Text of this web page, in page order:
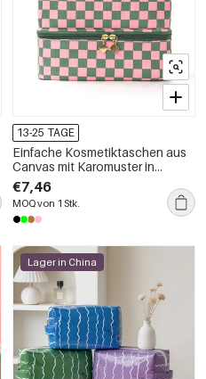
13-25 TAGE
Einfache Kosmetiktaschen aus
Canvas mit Karomuster in
verschiedenen Farben
€7,46
MOQ von 1 Stk.
Lager in China